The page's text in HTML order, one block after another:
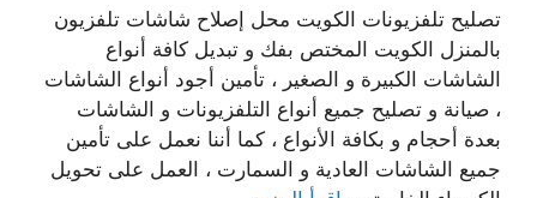
تصليح تلفزيونات الكويت محل إصلاح شاشات تلفزيون
بالمنزل الكويت المختص بفك و تبديل كافة أنواع
الشاشات الكبيرة و الصغير ، تأمين أجود أنواع الشاشات
، صيانة و تصليح جميع أنواع التلفزيونات و الشاشات
بعدة أحجام و بكافة الأنواع ، كما أننا نعمل على تأمين
جميع الشاشات العادية و السمارت ، العمل على تحويل